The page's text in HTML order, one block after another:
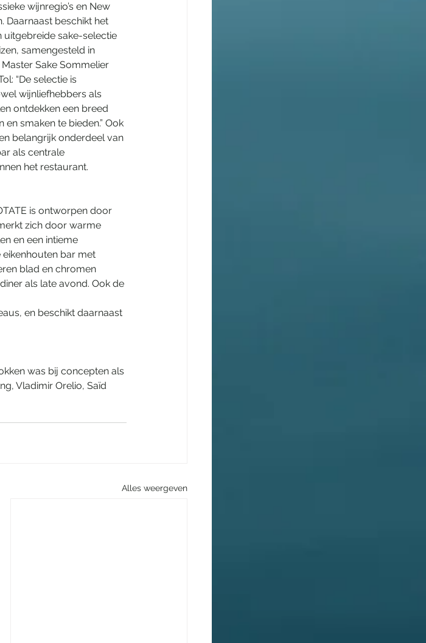
wijnregio’s en New
Daarnaast beschikt het
uitgebreide sake-selectie
samengesteld in
Sake Sommelier
“De selectie is
wijnliefhebbers als
ontdekken een breed
smaken te bieden.” Ook
belangrijk onderdeel van
als centrale
het restaurant.
is ontworpen door
zich door warme
en een intieme
eikenhouten bar met
blad en chromen
als late avond. Ook de
en beschikt daarnaast
was bij concepten als
Vladimir Orelio, Saïd
Alles weergeven